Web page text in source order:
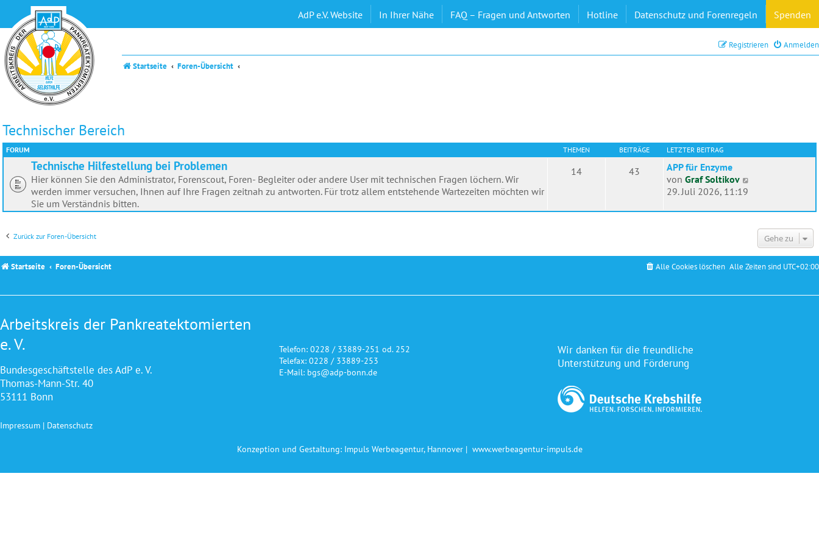
AdP e.V. Website In Ihrer Nähe FAQ – Fragen und Antworten Hotline Datenschutz und Forenregeln Spenden
Anmelden
Registrieren
Startseite Foren-Übersicht
Technischer Bereich
FORUM THEMEN BEITRÄGE LETZTER BEITRAG
Technische Hilfestellung bei Problemen
Hier können Sie den Administrator, Forenscout, Foren- Begleiter oder andere User mit technischen Fragen löchern. Wir
werden immer versuchen, Ihnen auf Ihre Fragen zeitnah zu antworten. Für trotz allem entstehende Wartezeiten möchten wir
Sie um Verständnis bitten.
14 43
APP für Enzyme
von Graf Soltikov
e
r
29. Juli 2026, 11:19
Zurück zur Foren-Übersicht Gehe zu
Startseite Foren-Übersicht Alle Zeiten sind UTC+02:00
Alle Cookies löschen
Arbeitskreis der Pankreatektomierten
e. V.
Bundesgeschäftstelle des AdP e. V.
Thomas-Mann-Str. 40
53111 Bonn
Impressum | Datenschutz
Telefon: 0228 / 33889-251 od. 252
Telefax: 0228 / 33889-253
E-Mail: bgs@adp-bonn.de
Wir danken für die freundliche
Unterstützung und Förderung
Konzeption und Gestaltung: Impuls Werbeagentur, Hannover | www.werbeagentur-impuls.de